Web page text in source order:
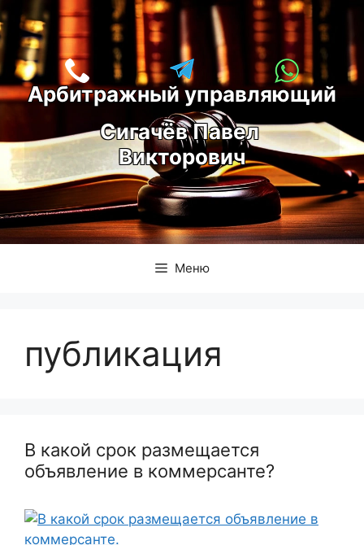
Перейти
к
содержимому
Арбитражный управляющий
Сигачёв Павел
Викторович
Меню
публикация
В какой срок размещается
объявление в коммерсанте?